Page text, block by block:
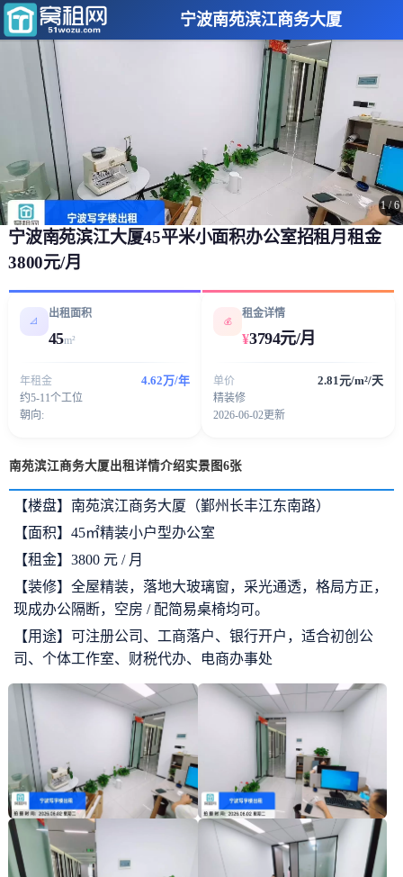
宁波南苑滨江商务大厦
1/6
宁波南苑滨江大厦45平米小面积办公室招租月租金
3800元/月
📐
出租面积
45m²
年租金 4.62万/年
约5-11个工位
朝向:
💰
租金详情
¥3794元/月
单价 2.81元/m²/天
精装修
2026-06-02更新
南苑滨江商务大厦出租详情介绍实景图6张
【楼盘】南苑滨江商务大厦（鄞州长丰江东南路）
【面积】45㎡精装小户型办公室
【租金】3800 元 / 月
【装修】全屋精装，落地大玻璃窗，采光通透，格局方正，
现成办公隔断，空房 / 配简易桌椅均可。
【用途】可注册公司、工商落户、银行开户，适合初创公
司、个体工作室、财税代办、电商办事处